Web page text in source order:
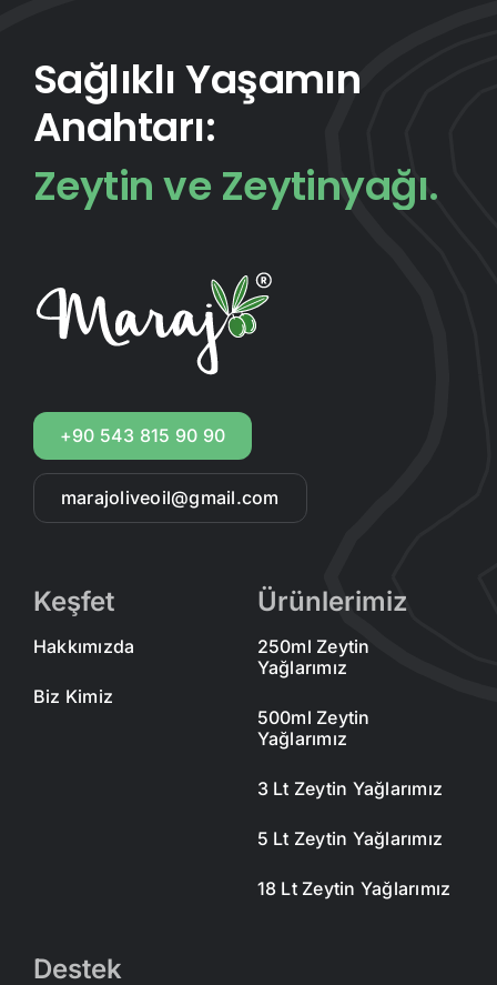
Sağlıklı Yaşamın
Anahtarı:
Zeytin ve Zeytinyağı.
+90 543 815 90 90
marajoliveoil@gmail.com
Keşfet
Hakkımızda
Biz Kimiz
Ürünlerimiz
250ml Zeytin
Yağlarımız
500ml Zeytin
Yağlarımız
3 Lt Zeytin Yağlarımız
5 Lt Zeytin Yağlarımız
18 Lt Zeytin Yağlarımız
Destek